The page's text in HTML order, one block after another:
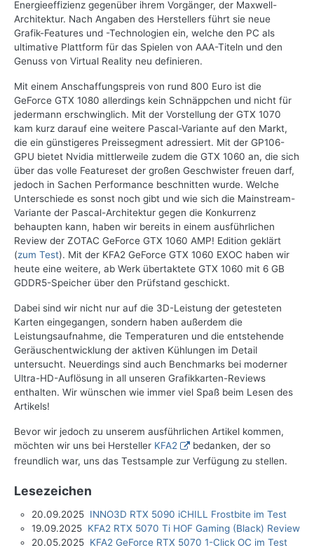
Energieeffizienz gegenüber ihrem Vorgänger, der Maxwell-
Architektur. Nach Angaben des Herstellers führt sie neue
Grafik-Features und -Technologien ein, welche den PC als
ultimative Plattform für das Spielen von AAA-Titeln und den
Genuss von Virtual Reality neu definieren.
Mit einem Anschaffungspreis von rund 800 Euro ist die
GeForce GTX 1080 allerdings kein Schnäppchen und nicht für
jedermann erschwinglich. Mit der Vorstellung der GTX 1070
kam kurz darauf eine weitere Pascal-Variante auf den Markt,
die ein günstigeres Preissegment adressiert. Mit der GP106-
GPU bietet Nvidia mittlerweile zudem die GTX 1060 an, die sich
über das volle Featureset der großen Geschwister freuen darf,
jedoch in Sachen Performance beschnitten wurde. Welche
Unterschiede es sonst noch gibt und wie sich die Mainstream-
Variante der Pascal-Architektur gegen die Konkurrenz
behaupten kann, haben wir bereits in einem ausführlichen
Review der ZOTAC GeForce GTX 1060 AMP! Edition geklärt
(zum Test). Mit der KFA2 GeForce GTX 1060 EXOC haben wir
heute eine weitere, ab Werk übertaktete GTX 1060 mit 6 GB
GDDR5-Speicher über den Prüfstand geschickt.
Dabei sind wir nicht nur auf die 3D-Leistung der getesteten
Karten eingegangen, sondern haben außerdem die
Leistungsaufnahme, die Temperaturen und die entstehende
Geräuschentwicklung der aktiven Kühlungen im Detail
untersucht. Neuerdings sind auch Benchmarks bei moderner
Ultra-HD-Auflösung in all unseren Grafikkarten-Reviews
enthalten. Wir wünschen wie immer viel Spaß beim Lesen des
Artikels!
Bevor wir jedoch zu unserem ausführlichen Artikel kommen,
möchten wir uns bei Hersteller KFA2
bedanken, der so
freundlich war, uns das Testsample zur Verfügung zu stellen.
Lesezeichen
20.09.2025 INNO3D RTX 5090 iCHILL Frostbite im Test
19.09.2025 KFA2 RTX 5070 Ti HOF Gaming (Black) Review
20.05.2025 KFA2 GeForce RTX 5070 1-Click OC im Test